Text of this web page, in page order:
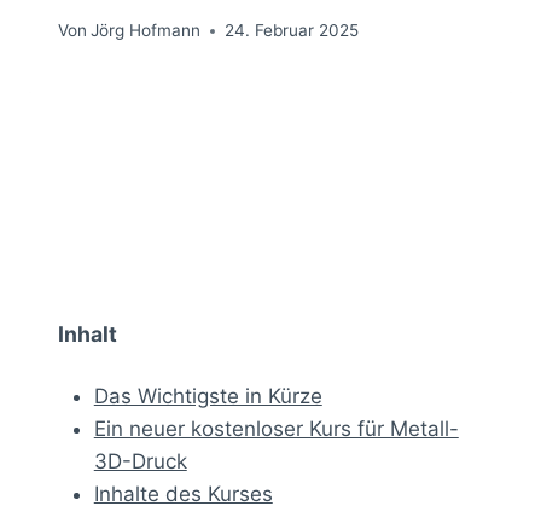
Von Jörg Hofmann 24. Februar 2025
Inhalt
Das Wichtigste in Kürze
Ein neuer kostenloser Kurs für Metall-
3D-Druck
Inhalte des Kurses